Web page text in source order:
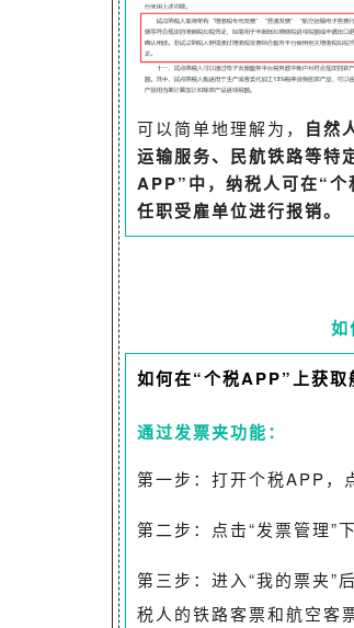
可以简单地理解为， 自然
运输服务、民航铁路等特
APP”中，纳税人可在“
任职受雇单位进行报销。
如何在“个税APP”上获取
通过发票夹功能：
第一步：打开个税APP，
第二步：点击“发票管理”
第三步：进入“我的票夹”
税人的铁路客票和航空客